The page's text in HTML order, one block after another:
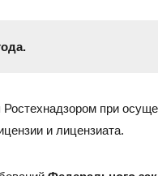
им. В.Г. Рахова, 187/213, 6
при
и лицензиата.